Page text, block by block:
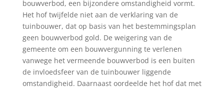
bouwverbod, een bijzondere omstandigheid vormt.
Het hof twijfelde niet aan de verklaring van de
tuinbouwer, dat op basis van het bestemmingsplan
geen bouwverbod gold. De weigering van de
gemeente om een bouwvergunning te verlenen
vanwege het vermeende bouwverbod is een buiten
de invloedsfeer van de tuinbouwer liggende
omstandigheid. Daarnaast oordeelde het hof dat met